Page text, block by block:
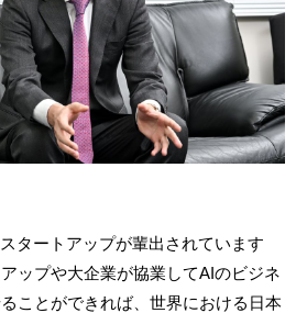
タートアップが輩出されています
ップや大企業が協業してAIのビジネ
ことができれば、世界における日本